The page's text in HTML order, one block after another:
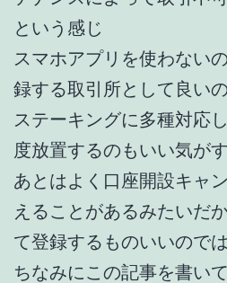
という感じ
スマホアプリを使わない
録する取引所として良い
ステーキングに多種対応
度放置するのもいい気が
あとはよく口座開設キャ
えることがあるみたいだ
て登録するものいいので
ちなみにこの記事を書い